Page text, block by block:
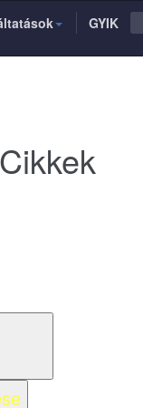
GYIK